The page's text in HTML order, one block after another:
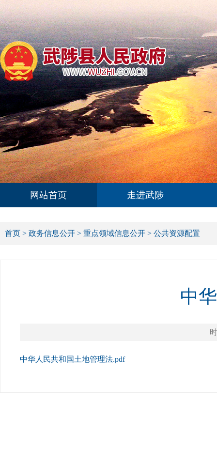
网站首页 走进武陟
首页 > 政务信息公开 > 重点领域信息公开 > 公共资源配置
中
中华人民共和国土地管理法.pdf